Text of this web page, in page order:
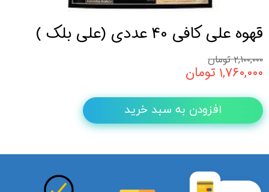
قهوه علی کافی 40 عددی (علی بلک )
۲,۱۰۰,۰۰۰ تومان
۱,۷۶۰,۰۰۰ تومان
افزودن به سبد خرید